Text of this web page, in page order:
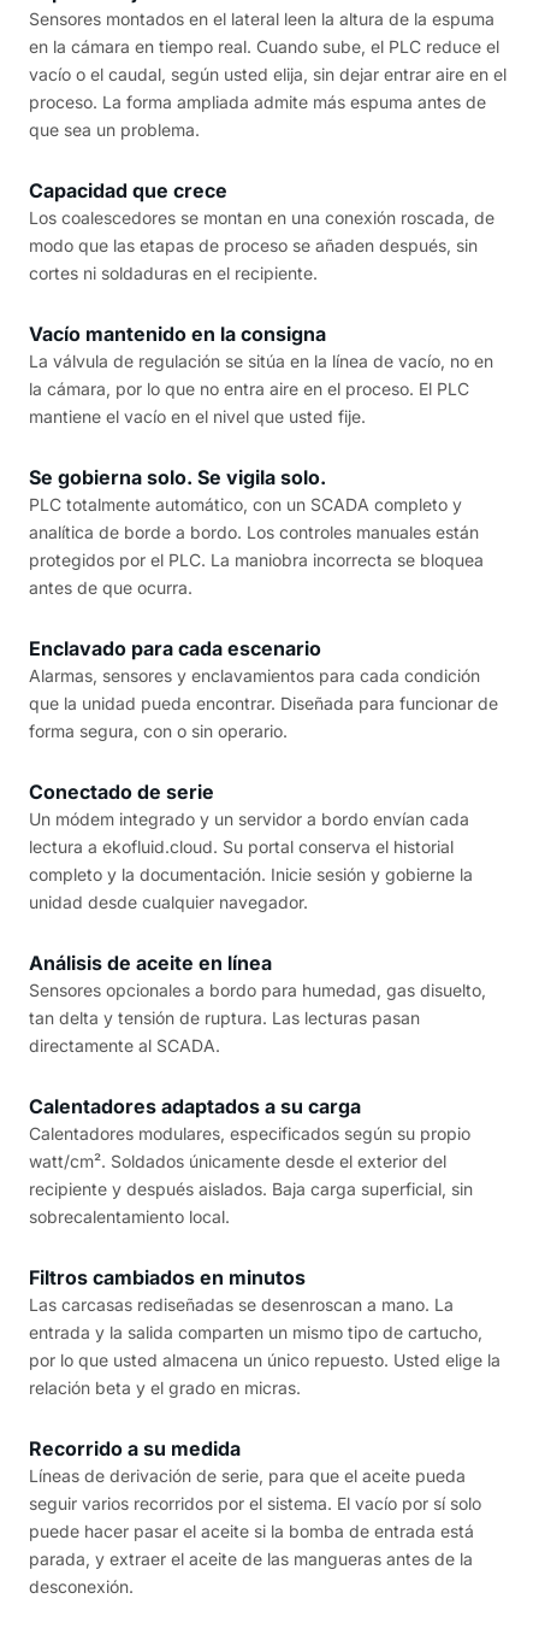
Sensores montados en el lateral leen la altura de la espuma
en la cámara en tiempo real. Cuando sube, el PLC reduce el
vacío o el caudal, según usted elija, sin dejar entrar aire en el
proceso. La forma ampliada admite más espuma antes de
que sea un problema.
Capacidad que crece
Los coalescedores se montan en una conexión roscada, de
modo que las etapas de proceso se añaden después, sin
cortes ni soldaduras en el recipiente.
Vacío mantenido en la consigna
La válvula de regulación se sitúa en la línea de vacío, no en
la cámara, por lo que no entra aire en el proceso. El PLC
mantiene el vacío en el nivel que usted fije.
Se gobierna solo. Se vigila solo.
PLC totalmente automático, con un SCADA completo y
analítica de borde a bordo. Los controles manuales están
protegidos por el PLC. La maniobra incorrecta se bloquea
antes de que ocurra.
Enclavado para cada escenario
Alarmas, sensores y enclavamientos para cada condición
que la unidad pueda encontrar. Diseñada para funcionar de
forma segura, con o sin operario.
Conectado de serie
Un módem integrado y un servidor a bordo envían cada
lectura a ekofluid.cloud. Su portal conserva el historial
completo y la documentación. Inicie sesión y gobierne la
unidad desde cualquier navegador.
Análisis de aceite en línea
Sensores opcionales a bordo para humedad, gas disuelto,
tan delta y tensión de ruptura. Las lecturas pasan
directamente al SCADA.
Calentadores adaptados a su carga
Calentadores modulares, especificados según su propio
watt/cm². Soldados únicamente desde el exterior del
recipiente y después aislados. Baja carga superficial, sin
sobrecalentamiento local.
Filtros cambiados en minutos
Las carcasas rediseñadas se desenroscan a mano. La
entrada y la salida comparten un mismo tipo de cartucho,
por lo que usted almacena un único repuesto. Usted elige la
relación beta y el grado en micras.
Recorrido a su medida
Líneas de derivación de serie, para que el aceite pueda
seguir varios recorridos por el sistema. El vacío por sí solo
puede hacer pasar el aceite si la bomba de entrada está
parada, y extraer el aceite de las mangueras antes de la
desconexión.